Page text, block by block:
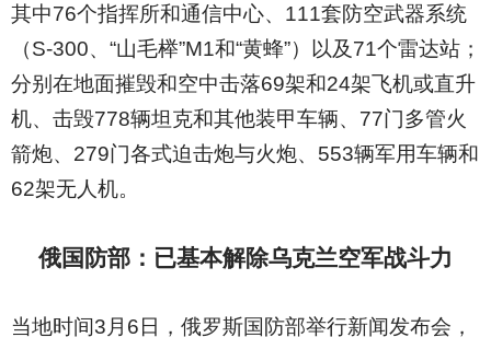
其中76个指挥所和通信中心、111套防空武器系统
（S-300、“山毛榉”M1和“黄蜂”）以及71个雷达站；
分别在地面摧毁和空中击落69架和24架飞机或直升
机、击毁778辆坦克和其他装甲车辆、77门多管火
箭炮、279门各式迫击炮与火炮、553辆军用车辆和
62架无人机。
俄国防部：已基本解除乌克兰空军战斗力
当地时间3月6日，俄罗斯国防部举行新闻发布会，